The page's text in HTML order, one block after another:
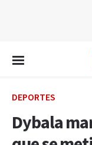
DEPORTES
Dybala